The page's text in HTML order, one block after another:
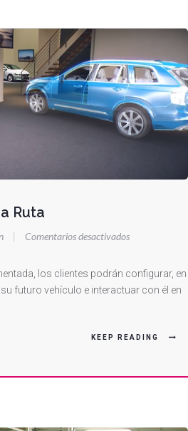
Ruta
| Comentarios desactivadosen
Holograma
A
los clientes podrán configurar, en
futuro vehículo e interactuar con él en
KEEP READING